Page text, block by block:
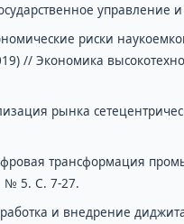
управление
риски
// Экономика
рынка
трансформация
№ 5. С. 7-27.
и внедрение